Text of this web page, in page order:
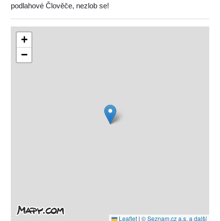
podlahové Člověče, nezlob se!
+
−
Leaflet | © Seznam.cz a.s. a další